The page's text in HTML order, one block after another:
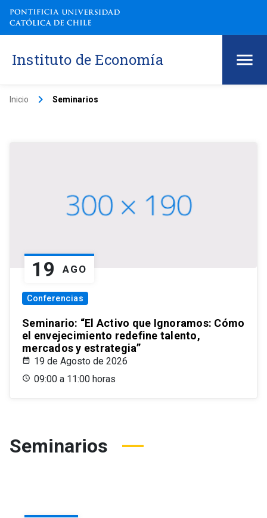
Instituto de Economía
Inicio keyboard_arrow_right Seminarios
19 AGO
Conferencias
Seminario: “El Activo que Ignoramos: Cómo
el envejecimiento redefine talento,
mercados y estrategia”
19 de Agosto de 2026
09:00 a 11:00 horas
Seminarios